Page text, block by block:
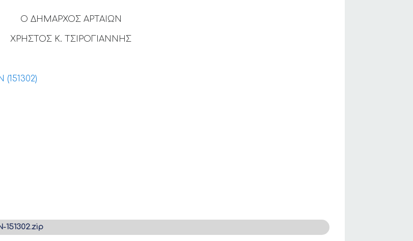
Ο ΔΗΜΑΡΧΟΣ ΑΡΤΑΙΩΝ
ΧΡΗΣΤΟΣ Κ. ΤΣΙΡΟΓΙΑΝΝΗΣ